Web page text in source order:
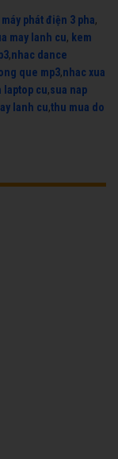
máy phát điện 3 pha,
may lanh cu, kem
,nhac dance
que mp3,nhac xua
laptop cu,sua nap
lanh cu,thu mua do